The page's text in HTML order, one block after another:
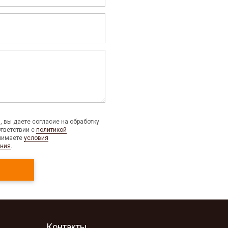
вы даете согласие на обработку
с политикой
условия
.